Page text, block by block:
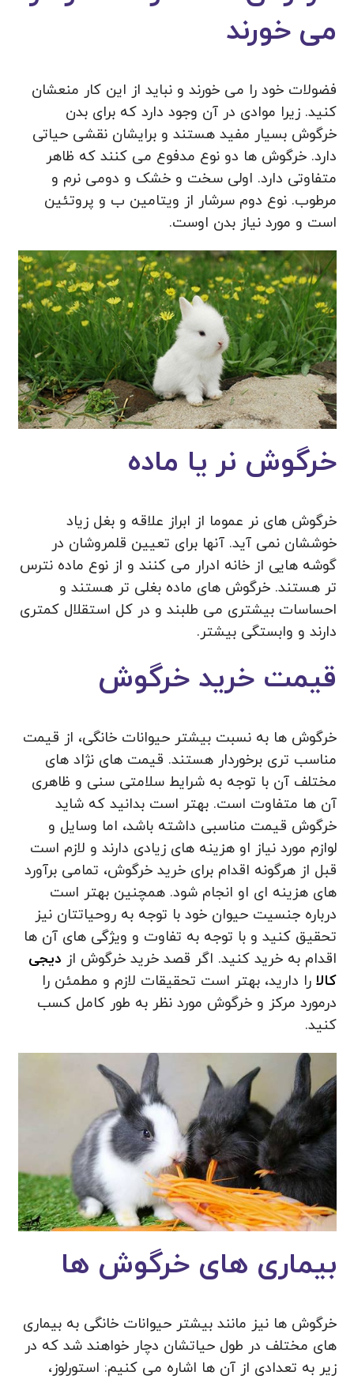
می خورند
فضولات خود را می خورند و نباید از این کار منعشان
کنید. زیرا موادی در آن وجود دارد که برای بدن
خرگوش بسیار مفید هستند و برایشان نقشی حیاتی
دارد. خرگوش ها دو نوع مدفوع می کنند که ظاهر
متفاوتی دارد. اولی سخت و خشک و دومی نرم و
مرطوب. نوع دوم سرشار از ویتامین ب و پروتئین
است و مورد نیاز بدن اوست.
خرگوش نر یا ماده
خرگوش های نر عموما از ابراز علاقه و بغل زیاد
خوششان نمی آید. آنها برای تعیین قلمروشان در
گوشه هایی از خانه ادرار می کنند و از نوع ماده نترس
تر هستند. خرگوش های ماده بغلی تر هستند و
احساسات بیشتری می طلبند و در کل استقلال کمتری
دارند و وابستگی بیشتر.
قیمت خرید خرگوش
خرگوش ها به نسبت بیشتر حیوانات خانگی، از قیمت
مناسب تری برخوردار هستند. قیمت های نژاد های
مختلف آن با توجه به شرایط سلامتی سنی و ظاهری
آن ها متفاوت است. بهتر است بدانید که شاید
خرگوش قیمت مناسبی داشته باشد، اما وسایل و
لوازم مورد نیاز او هزینه های زیادی دارند و لازم است
قبل از هرگونه اقدام برای خرید خرگوش، تمامی برآورد
های هزینه ای او انجام شود. همچنین بهتر است
درباره جنسیت حیوان خود با توجه به روحیاتتان نیز
تحقیق کنید و با توجه به تفاوت و ویژگی های آن ها
اقدام به خرید کنید. اگر قصد خرید خرگوش از دیجی
کالا را دارید، بهتر است تحقیقات لازم و مطمئن را
درمورد مرکز و خرگوش مورد نظر به طور کامل کسب
کنید.
بیماری های خرگوش ها
خرگوش ها نیز مانند بیشتر حیوانات خانگی به بیماری
های مختلف در طول حیاتشان دچار خواهند شد که در
زیر به تعدادی از آن ها اشاره می کنیم: استورلوز،